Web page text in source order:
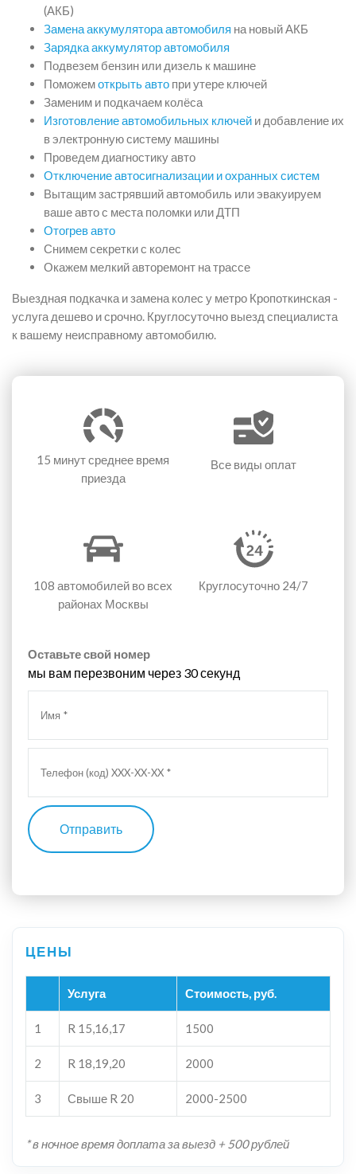
(АКБ)
Замена аккумулятора автомобиля на новый АКБ
Зарядка аккумулятор автомобиля
Подвезем бензин или дизель к машине
Поможемоткрыть авто при утере ключей
Заменим и подкачаем колёса
Изготовление автомобильных ключей и добавление их
в электронную систему машины
Проведем диагностику авто
Отключение автосигнализации и охранных систем
Вытащим застрявший автомобиль или эвакуируем
ваше авто с места поломки или ДТП
Отогрев авто
Снимем секретки с колес
Окажем мелкий авторемонт на трассе
Выездная подкачка и замена колес у метро Кропоткинская -
услуга дешево и срочно. Круглосуточно выезд специалиста
к вашему неисправному автомобилю.
15 минутсреднее время
приезда
Все виды оплат
108 автомобилей во всех
районах Москвы
Круглосуточно 24/7
Оставьте свой номер
мы вам перезвоним через 30 секунд
Отправить
Услуга Стоимость, руб.
1 R 15,16,17 1500
2 R 18,19,20 2000
3 Свыше R 20 2000-2500
* в ночное время доплата за выезд + 500 рублей